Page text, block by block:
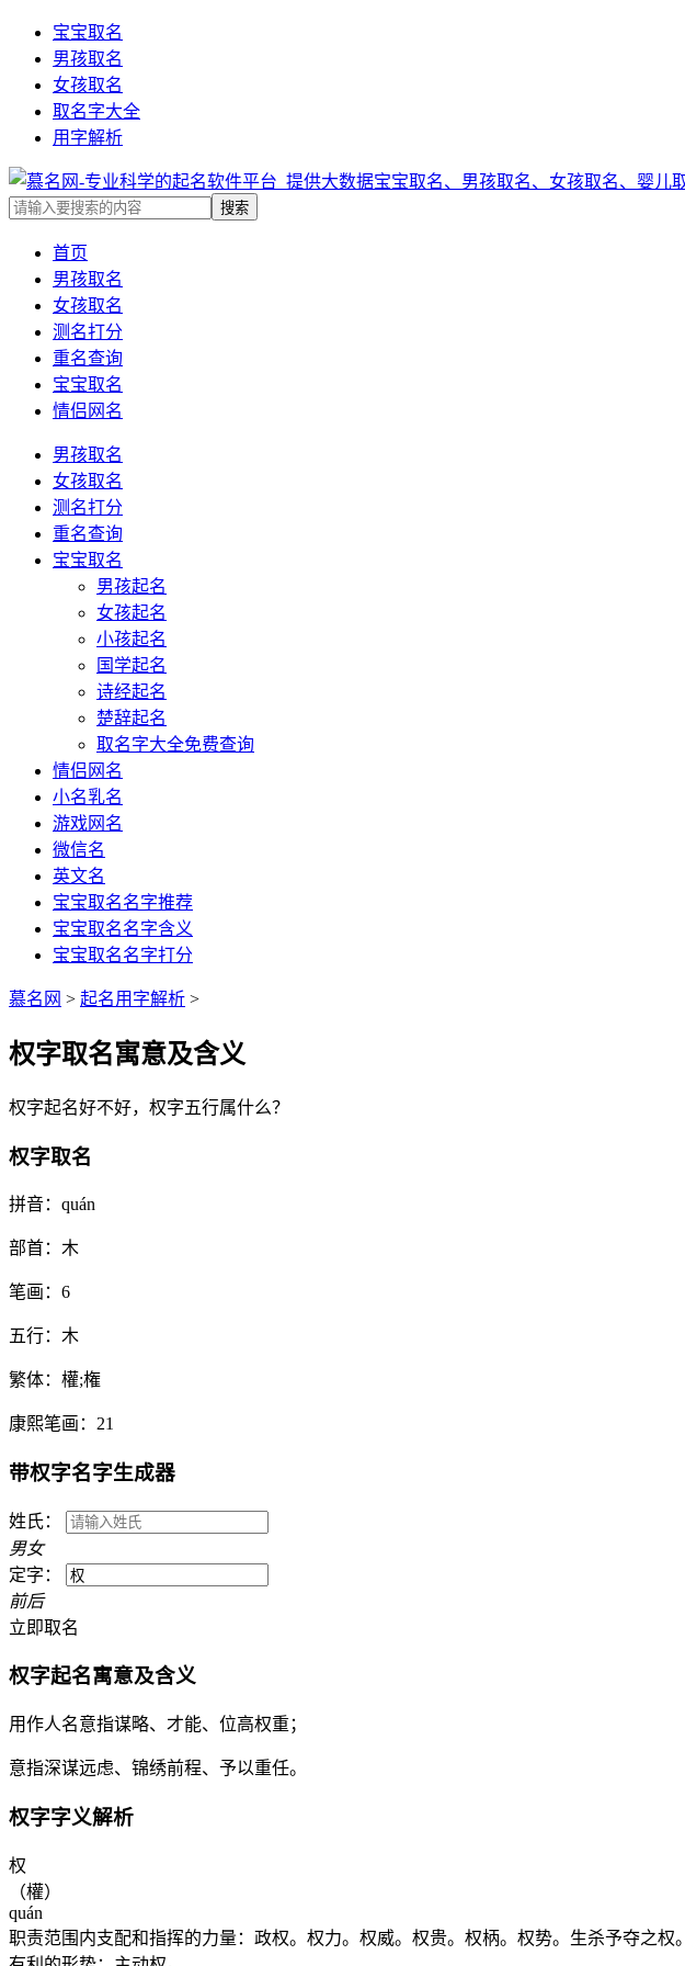
宝宝取名
男孩取名
女孩取名
取名字大全
用字解析
首页
男孩取名
女孩取名
测名打分
重名查询
宝宝取名
情侣网名
男孩取名
女孩取名
测名打分
重名查询
宝宝取名
男孩起名
女孩起名
小孩起名
国学起名
诗经起名
楚辞起名
取名字大全免费查询
情侣网名
小名乳名
游戏网名
微信名
英文名
宝宝取名名字推荐
宝宝取名名字含义
宝宝取名名字打分
慕名网 > 起名用字解析 >
权字取名寓意及含义
权字起名好不好， 权字五行属什么？
权字取名
拼音： quán
部首： 木
笔画： 6
五行： 木
繁体： 權;権
康熙笔画： 21
带权字名字生成器
姓氏：
男女
定字：
前后
立即取名
权字起名寓意及含义
用作人名意指谋略、才能、位高权重；
意指深谋远虑、锦绣前程、予以重任。
权字字义解析
权
（權）
quán
职责范围内支配和指挥的力量：政权。权力。权威。权贵。权柄。权势。生杀予夺之权。